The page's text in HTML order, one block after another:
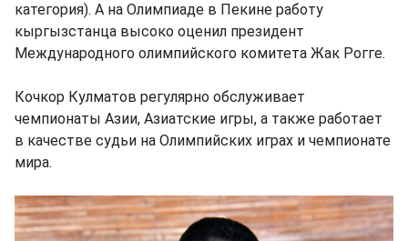
категория). А на Олимпиаде в Пекине работу
кыргызстанца высоко оценил президент
Международного олимпийского комитета Жак Рогге.
Кочкор Кулматов регулярно обслуживает
чемпионаты Азии, Азиатские игры, а также работает
в качестве судьи на Олимпийских играх и чемпионате
мира.